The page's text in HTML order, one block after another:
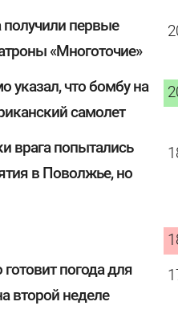
получили первые
«Многоточие»
указал, что бомбу на
самолет
врага попытались
в Поволжье, но
погода для
второй неделе